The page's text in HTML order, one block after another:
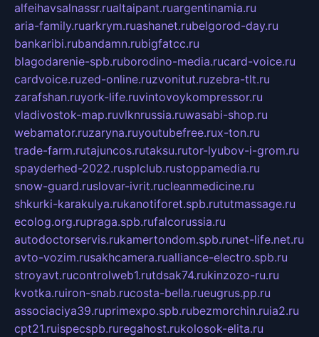
alfeihavsalnassr.rualtaipant.ruargentinamia.ru
aria-family.ruarkrym.ruashanet.rubelgorod-day.ru
bankaribi.rubandamn.rubigfatcc.ru
blagodarenie-spb.ruborodino-media.rucard-voice.ru
cardvoice.ruzed-online.ruzvonitut.ruzebra-tlt.ru
zarafshan.ruyork-life.ruvintovoykompressor.ru
vladivostok-map.ruvlknrussia.ruwasabi-shop.ru
webamator.ruzaryna.ruyoutubefree.rux-ton.ru
trade-farm.rutajuncos.rutaksu.rutor-lyubov-i-grom.ru
spayderhed-2022.rusplclub.rustoppamedia.ru
snow-guard.ruslovar-ivrit.rucleanmedicine.ru
shkurki-karakulya.rukanotiforet.spb.rututmassage.ru
ecolog.org.rupraga.spb.rufalcorussia.ru
autodoctorservis.rukamertondom.spb.runet-life.net.ru
avto-vozim.rusakhcamera.rualliance-electro.spb.ru
stroyavt.rucontrolweb1.rutdsak74.rukinzozo-ru.ru
kvotka.ruiron-snab.rucosta-bella.rueugrus.pp.ru
associaciya39.ruprimexpo.spb.rubezmorchin.ruia2.ru
cpt21.ruispecspb.ruregahost.rukolosok-elita.ru